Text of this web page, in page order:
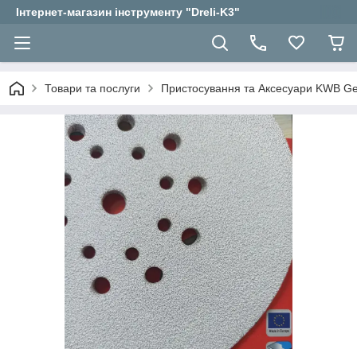
Інтернет-магазин інструменту "Dreli-K3"
Товари та послуги Пристосування та Аксесуари KWB